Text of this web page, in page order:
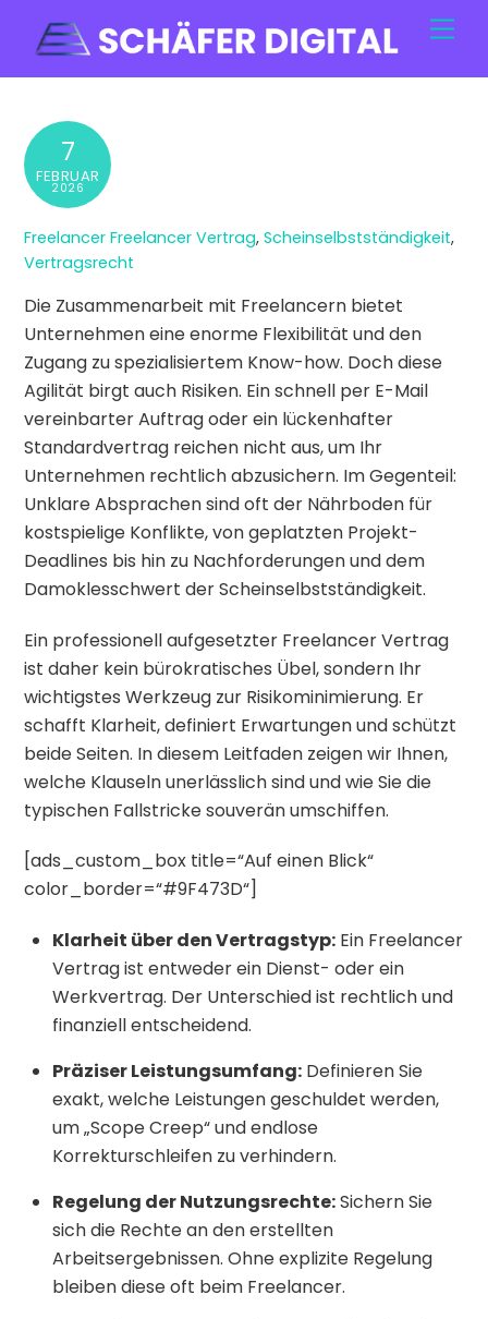
7
FEBRUAR
2026
Freelancer Freelancer Vertrag,Scheinselbstständigkeit,
Vertragsrecht
Die Zusammenarbeit mit Freelancern bietet
Unternehmen eine enorme Flexibilität und den
Zugang zu spezialisiertem Know-how. Doch diese
Agilität birgt auch Risiken. Ein schnell per E-Mail
vereinbarter Auftrag oder ein lückenhafter
Standardvertrag reichen nicht aus, um Ihr
Unternehmen rechtlich abzusichern. Im Gegenteil:
Unklare Absprachen sind oft der Nährboden für
kostspielige Konflikte, von geplatzten Projekt-
Deadlines bis hin zu Nachforderungen und dem
Damoklesschwert der Scheinselbstständigkeit.
Ein professionell aufgesetzter Freelancer Vertrag
ist daher kein bürokratisches Übel, sondern Ihr
wichtigstes Werkzeug zur Risikominimierung. Er
schafft Klarheit, definiert Erwartungen und schützt
beide Seiten. In diesem Leitfaden zeigen wir Ihnen,
welche Klauseln unerlässlich sind und wie Sie die
typischen Fallstricke souverän umschiffen.
[ads_custom_box title=“Auf einen Blick“
color_border=“#9F473D“]
Klarheit über den Vertragstyp: Ein Freelancer
Vertrag ist entweder ein Dienst- oder ein
Werkvertrag. Der Unterschied ist rechtlich und
finanziell entscheidend.
Präziser Leistungsumfang: Definieren Sie
exakt, welche Leistungen geschuldet werden,
um „Scope Creep“ und endlose
Korrekturschleifen zu verhindern.
Regelung der Nutzungsrechte:Sichern Sie
sich die Rechte an den erstellten
Arbeitsergebnissen. Ohne explizite Regelung
bleiben diese oft beim Freelancer.